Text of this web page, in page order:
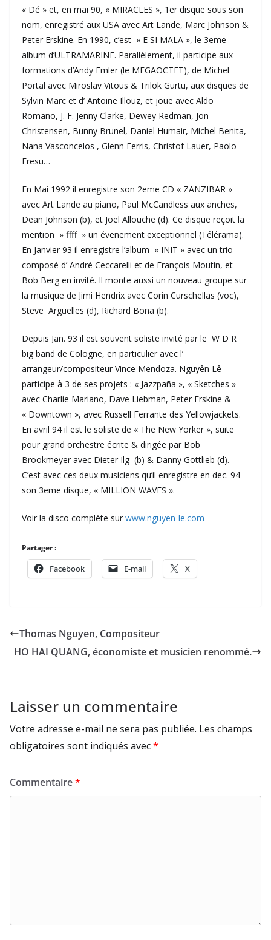
« Dé » et, en mai 90, « MIRACLES », 1er disque sous son
nom, enregistré aux USA avec Art Lande, Marc Johnson &
Peter Erskine. En 1990, c’est » E SI MALA », le 3eme
album d’ULTRAMARINE. Parallèlement, il participe aux
formations d’Andy Emler (le MEGAOCTET), de Michel
Portal avec Miroslav Vitous & Trilok Gurtu, aux disques de
Sylvin Marc et d’ Antoine Illouz, et joue avec Aldo
Romano, J. F. Jenny Clarke, Dewey Redman, Jon
Christensen, Bunny Brunel, Daniel Humair, Michel Benita,
Nana Vasconcelos , Glenn Ferris, Christof Lauer, Paolo
Fresu…
En Mai 1992 il enregistre son 2eme CD « ZANZIBAR »
avec Art Lande au piano, Paul McCandless aux anches,
Dean Johnson (b), et Joel Allouche (d). Ce disque reçoit la
mention » ffff » un évenement exceptionnel (Télérama).
En Janvier 93 il enregistre l’album « INIT » avec un trio
composé d’ André Ceccarelli et de François Moutin, et
Bob Berg en invité. Il monte aussi un nouveau groupe sur
la musique de Jimi Hendrix avec Corin Curschellas (voc),
Steve Argüelles (d), Richard Bona (b).
Depuis Jan. 93 il est souvent soliste invité par le W D R
big band de Cologne, en particulier avec l’
arrangeur/compositeur Vince Mendoza. Nguyên Lê
participe à 3 de ses projets : « Jazzpaña », « Sketches »
avec Charlie Mariano, Dave Liebman, Peter Erskine &
« Downtown », avec Russell Ferrante des Yellowjackets.
En avril 94 il est le soliste de « The New Yorker », suite
pour grand orchestre écrite & dirigée par Bob
Brookmeyer avec Dieter Ilg (b) & Danny Gottlieb (d).
C’est avec ces deux musiciens qu’il enregistre en dec. 94
son 3eme disque, « MILLION WAVES ».
Voir la disco complète sur www.nguyen-le.com
Partager :
Facebook E-mail X
Thomas Nguyen, Compositeur
HO HAI QUANG, économiste et musicien renommé.
Laisser un commentaire
Votre adresse e-mail ne sera pas publiée. Les champs
obligatoires sont indiqués avec*
Commentaire*